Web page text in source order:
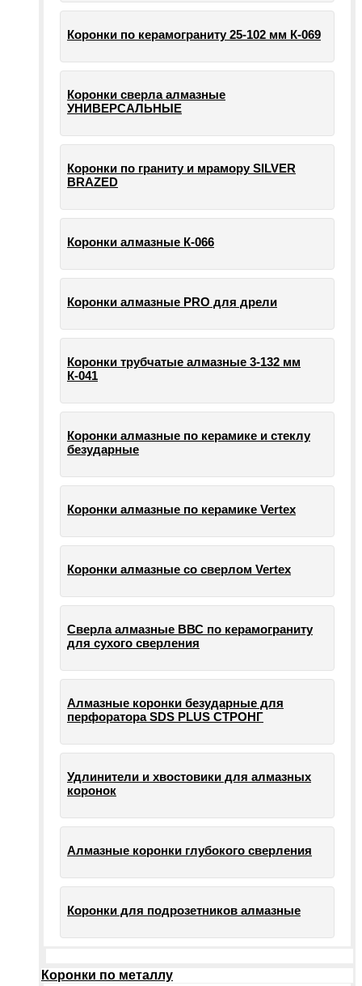
Коронки по керамограниту 25-102 мм К-069
Коронки сверла алмазные
УНИВЕРСАЛЬНЫЕ
Коронки по граниту и мрамору SILVER
BRAZED
Коронки алмазные К-066
Коронки алмазные PRO для дрели
Коронки трубчатые алмазные 3-132 мм
К-041
Коронки алмазные по керамике и стеклу
безударные
Коронки алмазные по керамике Vertex
Коронки алмазные со сверлом Vertex
Сверла алмазные ВВС по керамограниту
для сухого сверления
Алмазные коронки безударные для
перфоратора SDS PLUS СТРОНГ
Удлинители и хвостовики для алмазных
коронок
Алмазные коронки глубокого сверления
Коронки для подрозетников алмазные
Коронки по металлу